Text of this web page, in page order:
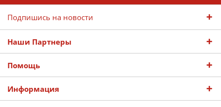
Подпишись на новости
Наши Партнеры
Помощь
Информация